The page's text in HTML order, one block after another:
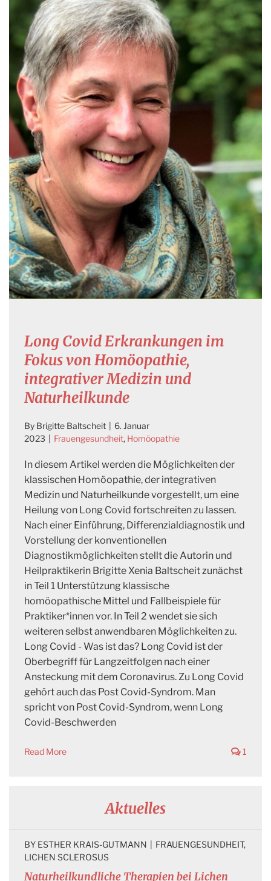
Long Covid Erkrankungen im
Fokus von Homöopathie,
integrativer Medizin und
Naturheilkunde
By Brigitte Baltscheit
6. Januar
2023
Frauengesundheit, Homöopathie
In diesem Artikel werden die Möglichkeiten der
klassischen Homöopathie, der integrativen
Medizin und Naturheilkunde vorgestellt, um eine
Heilung von Long Covid fortschreiten zu lassen.
Nach einer Einführung, Differenzialdiagnostik und
Vorstellung der konventionellen
Diagnostikmöglichkeiten stellt die Autorin und
Heilpraktikerin Brigitte Xenia Baltscheit zunächst
in Teil 1 Unterstützung klassische
homöopathische Mittel und Fallbeispiele für
Praktiker*innen vor. In Teil 2 wendet sie sich
weiteren selbst anwendbaren Möglichkeiten zu.
Long Covid - Was ist das? Long Covid ist der
Oberbegriff für Langzeitfolgen nach einer
Ansteckung mit dem Coronavirus. Zu Long Covid
gehört auch das Post Covid-Syndrom. Man
spricht von Post Covid-Syndrom, wenn Long
Covid-Beschwerden
Read More 1
Aktuelles
Naturheilkundliche Therapien bei Lichen
BY ESTHER KRAIS-GUTMANN FRAUENGESUNDHEIT
LICHEN SCLEROSUS